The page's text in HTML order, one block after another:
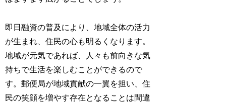
即日融資の普及により、地域全体の活力
が生まれ、住民の心も明るくなります。
地域が元気であれば、人々も前向きな気
持ちで生活を楽しむことができるので
す。郵便局が地域貢献の一翼を担い、住
民の笑顔を増やす存在となることは間違